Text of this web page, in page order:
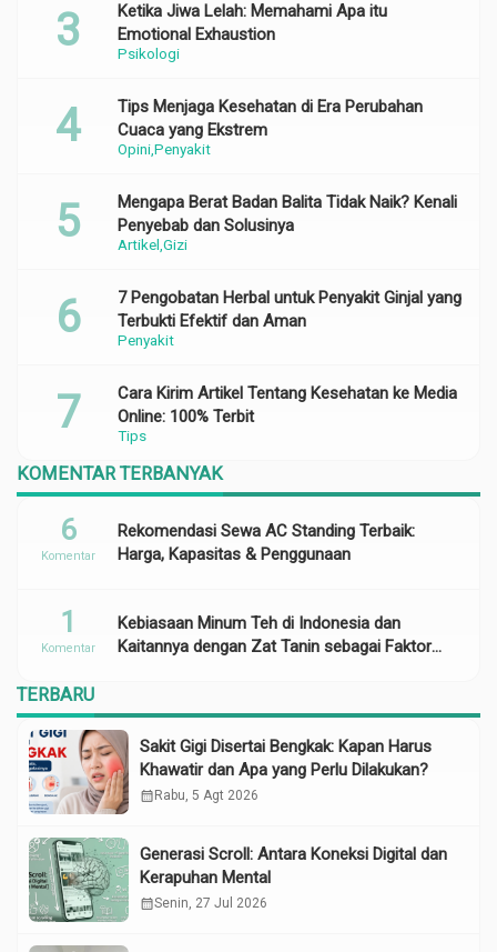
Psikologi
Ketika Jiwa Lelah: Memahami Apa itu
Emotional Exhaustion
OpiniPenyakit
Tips Menjaga Kesehatan di Era Perubahan
Cuaca yang Ekstrem
Artikel Gizi
Mengapa Berat Badan Balita Tidak Naik? Kenali
Penyebab dan Solusinya
Penyakit
7 Pengobatan Herbal untuk Penyakit Ginjal yang
Terbukti Efektif dan Aman
Tips
Cara Kirim Artikel Tentang Kesehatan ke Media
Online: 100% Terbit
KOMENTAR TERBANYAK
Rekomendasi Sewa AC Standing Terbaik:
Harga, Kapasitas & Penggunaan
6
Komentar
Kebiasaan Minum Teh di Indonesia dan
Kaitannya dengan Zat Tanin sebagai Faktor
1
Komentar
TERBARU
Sakit Gigi Disertai Bengkak: Kapan Harus
Khawatir dan Apa yang Perlu Dilakukan?
calendar_month Rabu, 5 Agt 2026
Generasi Scroll: Antara Koneksi Digital dan
Kerapuhan Mental
calendar_monthSenin, 27 Jul 2026